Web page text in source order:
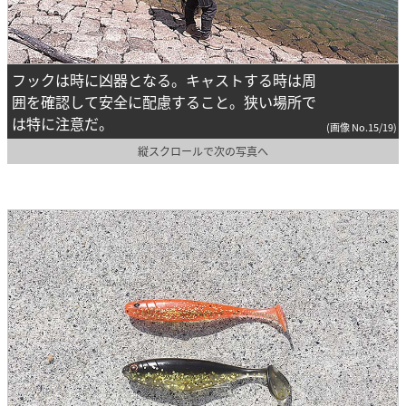
フックは時に凶器となる。キャストする時は周
囲を確認して安全に配慮すること。狭い場所で
は特に注意だ。
(画像 No.15/19)
縦スクロールで次の写真へ